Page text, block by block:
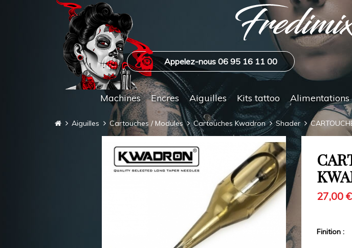
Appelez-nous 06 95 16 11 00
Machines Encres Aiguilles Kits tattoo Alimentations
Aiguilles Cartouches / Modules Cartouches Kwadron Shader
27,00 €
Finition :